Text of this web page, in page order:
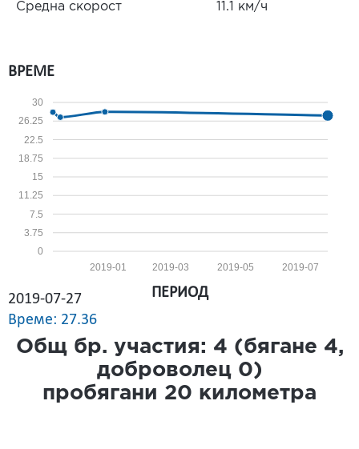
Средна скорост 11.1 км/ч
ВРЕМЕ
0
3.75
7.5
11.25
15
18.75
22.5
26.25
30
2019-07
2019-05
2019-03
2019-01
2019-07-27
Време: 27.36
ПЕРИОД
Общ бр. участия: 4 (бягане 4,
доброволец 0)
пробягани 20 километра